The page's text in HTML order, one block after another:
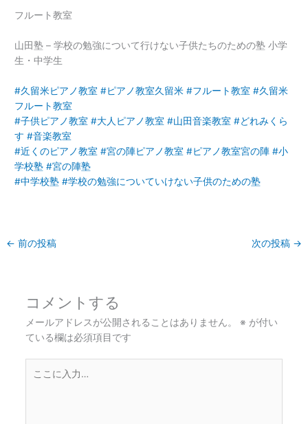
フルート教室
山田塾 – 学校の勉強について行けない子供たちのための塾 小学
生・中学生
#久留米ピアノ教室 #ピアノ教室久留米 #フルート教室 #久留米
フルート教室
#子供ピアノ教室 #大人ピアノ教室 #山田音楽教室 #どれみくら
す #音楽教室
#近くのピアノ教室 #宮の陣ピアノ教室 #ピアノ教室宮の陣 #小
学校塾 #宮の陣塾
#中学校塾 #学校の勉強についていけない子供のための塾
← 前の投稿 次の投稿 →
コメントする
メールアドレスが公開されることはありません。 ※ が付い
ている欄は必須項目です